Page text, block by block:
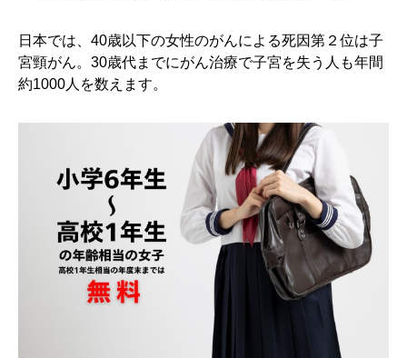
日本では、40歳以下の女性のがんによる死因第２位は子
宮頸がん。30歳代までにがん治療で子宮を失う人も年間
約1000人を数えます。